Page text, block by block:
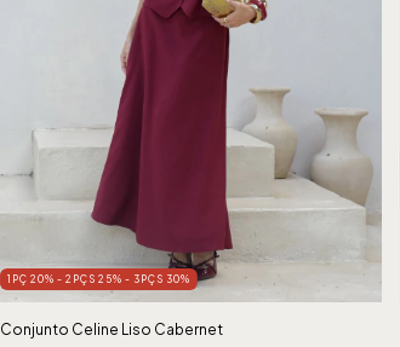
1PÇ 20% - 2PÇS 25% - 3PÇS 30%
Conjunto Celine Liso Cabernet